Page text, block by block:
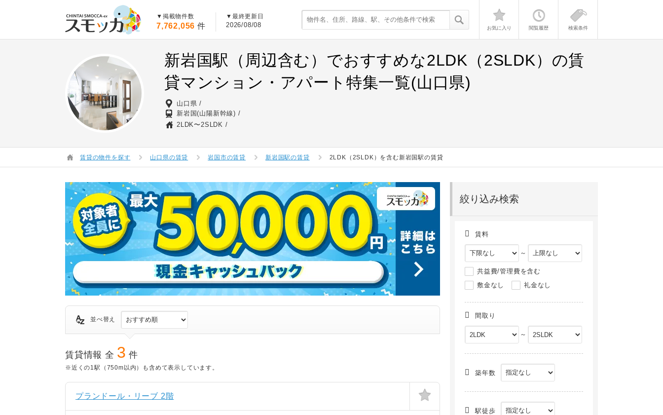
▼掲載物件数
7,762,056 件
▼最終更新日
2026/08/08 お気に入り 閲覧履歴 検索条件
新岩国駅（周辺含む）でおすすめな2LDK（2SLDK）の賃
貸マンション・アパート特集一覧(山口県)
山口県
新岩国(山陽新幹線)
2LDK〜2SLDK
賃貸の物件を探す 山口県の賃貸 岩国市の賃貸 新岩国駅の賃貸 2LDK（2SLDK）を含む新岩国駅の賃貸
絞り込み検索
賃料
～
共益費/管理費を含む
敷金なし
礼金なし
間取り
～
築年数
駅徒歩
並べ替え
賃貸情報 全 3 件
※近くの1駅（750m以内）も含めて表示しています。
プランドール・リーブ 2階